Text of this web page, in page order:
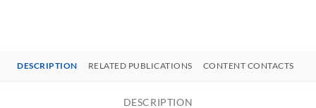
DESCRIPTION RELATED PUBLICATIONS CONTENT CONTACTS
DESCRIPTION